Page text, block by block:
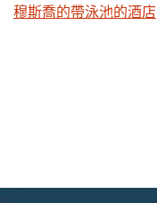
穆斯喬的帶泳池的酒店